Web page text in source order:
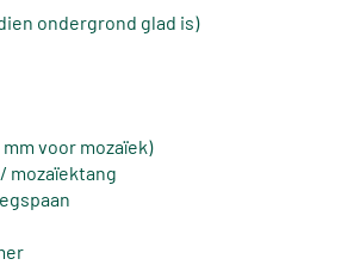
ondergrond glad is)
voor mozaïek)
mozaïektang